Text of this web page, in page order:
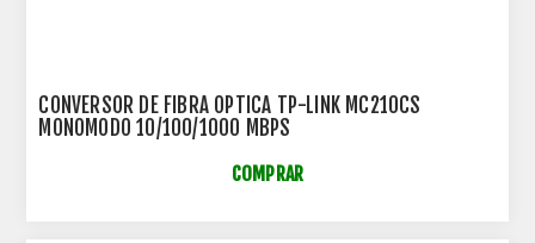
CONVERSOR DE FIBRA OPTICA TP-LINK MC210CS
MONOMODO 10/100/1000 MBPS
COMPRAR